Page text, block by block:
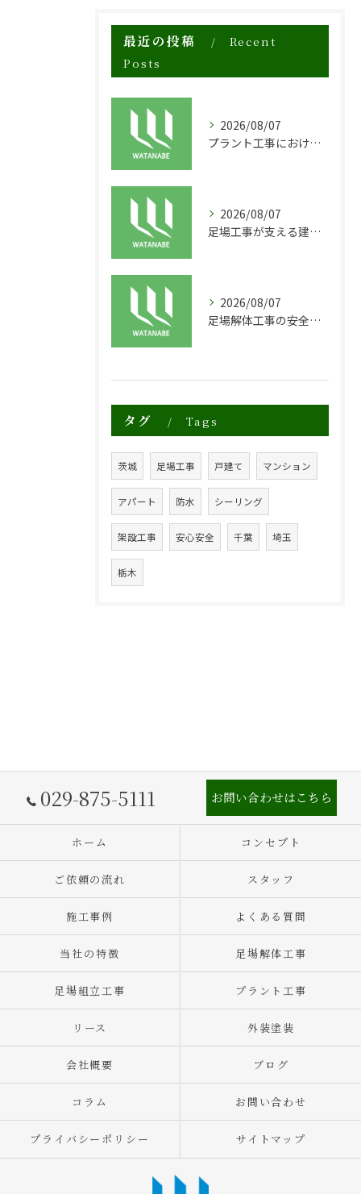
最近の投稿
Recent
Posts
2026/08/07
プラント工事における足場工事の安全対策と施工の重要性
2026/08/07
足場工事が支える建物の長寿命化と外装塗装の重要性
2026/08/07
足場解体工事の安全性と効率化のポイント
タグ Tags
茨城 足場工事 戸建て マンション
アパート 防水 シーリング
架設工事 安心安全 千葉 埼玉
栃木
029-875-5111 お問い合わせはこちら
ホーム コンセプト
ご依頼の流れ スタッフ
施工事例 よくある質問
当社の特徴 足場解体工事
足場組立工事 プラント工事
リース 外装塗装
会社概要 ブログ
コラム お問い合わせ
プライバシーポリシー サイトマップ